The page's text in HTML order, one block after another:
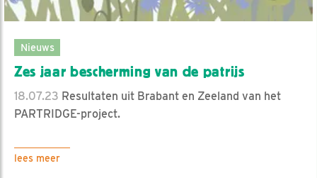
Nieuws
Zes jaar bescherming van de patrijs
18.07.23 Resultaten uit Brabant en Zeeland van het
PARTRIDGE-project.
lees meer